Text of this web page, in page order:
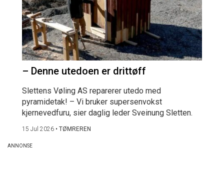
– Denne utedoen er drittøff
Slettens Vøling AS reparerer utedo med
pyramidetak! – Vi bruker supersenvokst
kjernevedfuru, sier daglig leder Sveinung Sletten.
15 Jul 2026 • TØMREREN